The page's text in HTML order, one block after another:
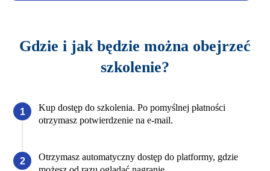
Gdzie i jak będzie można obejrzeć
szkolenie?
Kup dostęp do szkolenia. Po pomyślnej płatności
otrzymasz potwierdzenie na e-mail.
Otrzymasz automatyczny dostęp do platformy, gdzie